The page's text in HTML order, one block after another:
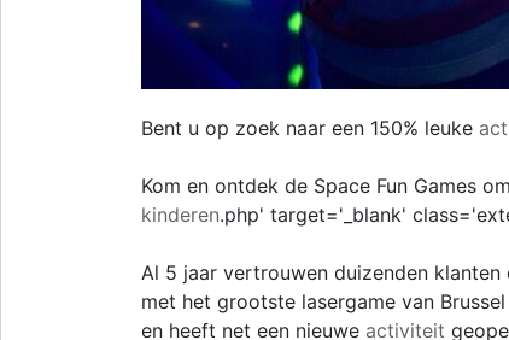
Bent u op zoek naar een 150% leuke
Kom en ontdek de Space Fun Games
kinderen.php' target='_blank'
Al 5 jaar vertrouwen duizenden klanten
met het grootste lasergame van
en heeft net een nieuwe activiteit